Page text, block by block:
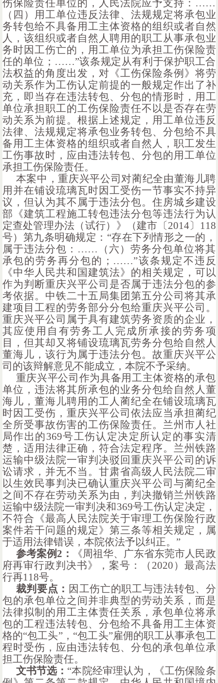
伤保险责任单位的，人民法院应予支持：……
（四）用工单位违反法律、法规规定将承包业
务转包给不具备用工主体资格的组织或者自然
人，该组织或者自然人聘用的职工从事承包业
务时因工伤亡的，用工单位为承担工伤保险责
任的单位；……”该条规定从有利于保护职工合
法权益的角度出发，对《工伤保险条例》将劳
动关系作为工伤认定前提的一般规定作出了补
充，即当存在违法转包、分包的情形时，用工
单位承担职工的工伤保险责任不以是否存在劳
动关系为前提。根据上述规定，用工单位违反
法律、法规规定将承包业务转包、分包给不具
备用工主体资格的组织或者自然人，职工发生
工伤事故时，应由违法转包、分包的用工单位
承担工伤保险责任。
本案中，重庆兴平公司对蔺纪全由董海儿聘
用并在铺设琉璃瓦时因工受伤一节事实不持异
议，但认为其不属于违法分包。住房城乡建设
部《建筑工程施工转包违法分包等违法行为认
定查处管理办法（试行）》（建市〔2014〕118
号）第九条明确规定：“存在下列情形之一的，
属于违法分包：……（六）劳务分包单位将其
承包的劳务再分包的；……”该条规定不违反
《中华人民共和国建筑法》的相关规定，可以
作为判断重庆兴平公司是否属于违法分包的参
考依据。中铁二十五局集团第五分公司将其承
建项目工程的劳务部分分包给重庆兴平公司。
重庆兴平公司属于具有建筑劳务资质的企业，
其应使用自有劳务工人完成所承接的劳务项
目，但其却又将铺设琉璃瓦劳务分包给自然人
董海儿，该行为属于违法分包。故重庆兴平公
司的该辩解意见不能成立，本院不予采纳。
重庆兴平公司作为具备用工主体资格的承包
单位，违法将其所承包的业务分包给自然人董
海儿，董海儿聘用的工人蔺纪全在铺设琉璃瓦
时因工受伤，重庆兴平公司依法应当承担蔺纪
全所受事故伤害的工伤保险责任。兰州市人社
局作出的369号工伤认定决定所认定的事实清
楚，适用法律正确，符合法定程序。兰州铁路
运输中级法院一审判决驳回重庆兴平公司的诉
讼请求，并无不当。甘肃省高级人民法院二审
以生效民事判决已确认重庆兴平公司与蔺纪全
之间不存在劳动关系为由，判决撤销兰州铁路
运输中级法院一审判决和369号工伤认定决定，
不符合《最高人民法院关于审理工伤保险行政
案件若干问题的规定》第三条等相关规定，属
于适用法律错误，本院依法予以纠正。”
参考案例 2：
《周祖华、广东省东莞市人民政
府再审行政判决书》，案号：（ 2020）最高法
行再118号。
裁判要点： 因工伤亡的职工与违法转包、分
包的承包单位之间并非典型的劳动关系，而是
法律拟制的用工主体责任关系，承包单位将承
包的工程违法转包、分包给不具备用工主体资
格的“包工头”，“包工头”雇佣的职工从事承包工
程时受伤，应由违法转包、分包的承包单位承
担工伤保险责任。
文书节选： “本院经审理认为，《工伤保险条